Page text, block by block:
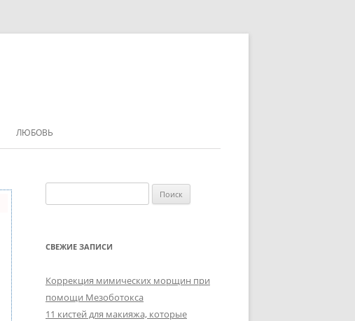
ЛЮБОВЬ
СВЕЖИЕ ЗАПИСИ
Коррекция мимических морщин при
помощи Мезоботокса
11 кистей для макияжа, которые